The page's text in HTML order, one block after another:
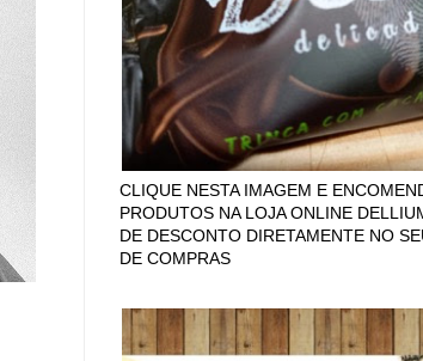
CLIQUE NESTA IMAGEM E
PRODUTOS NA LOJA ONLINE
DE DESCONTO DIRETAMENTE NO
DE COMPRAS